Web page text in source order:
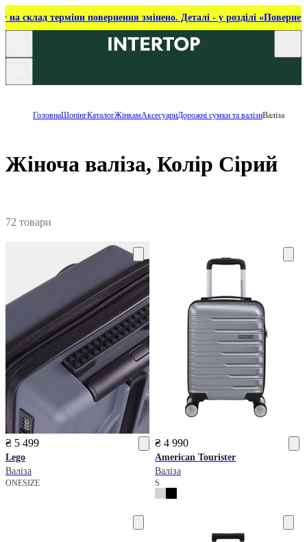
на склад терміни повернення змінено. Деталі - у розділі
ГоловнаШопінгКаталогЖінкамАксесуариДорожні сумки та валізиВаліза
Жіноча валіза, Колір Сірий
72 товари
₴ 5 499
Lego
Валіза
ONESIZE
₴ 4 990
American Tourister
Валіза
S